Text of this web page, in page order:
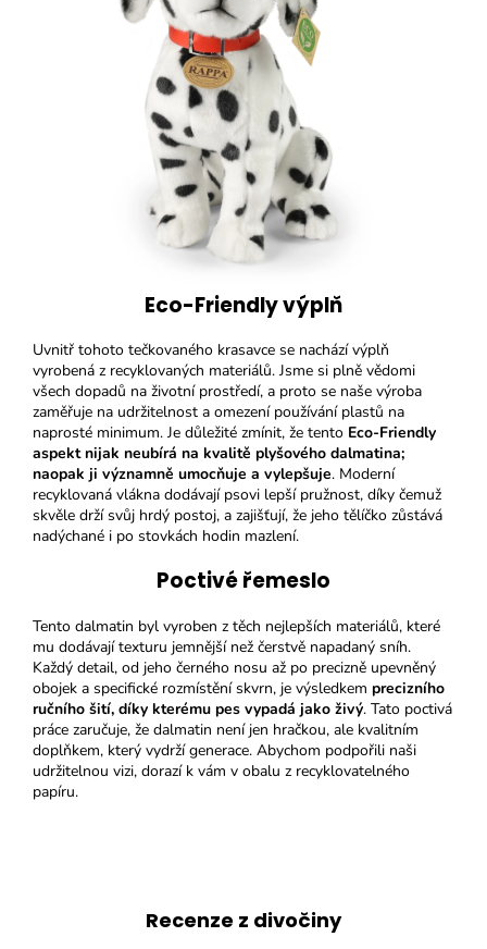
Eco-Friendly výplň
Uvnitř tohoto tečkovaného krasavce se nachází výplň
vyrobená z recyklovaných materiálů. Jsme si plně vědomi
všech dopadů na životní prostředí, a proto se naše výroba
zaměřuje na udržitelnost a omezení používání plastů na
naprosté minimum. Je důležité zmínit, že tento Eco-Friendly
aspekt nijak neubírá na kvalitě plyšového dalmatina;
naopak ji významně umocňuje a vylepšuje. Moderní
recyklovaná vlákna dodávají psovi lepší pružnost, díky čemuž
skvěle drží svůj hrdý postoj, a zajišťují, že jeho tělíčko zůstává
nadýchané i po stovkách hodin mazlení.
Poctivé řemeslo
Tento dalmatin byl vyroben z těch nejlepších materiálů, které
mu dodávají texturu jemnější než čerstvě napadaný sníh.
Každý detail, od jeho černého nosu až po precizně upevněný
obojek a specifické rozmístění skvrn, je výsledkem precizního
ručního šití, díky kterému pes vypadá jako živý. Tato poctivá
práce zaručuje, že dalmatin není jen hračkou, ale kvalitním
doplňkem, který vydrží generace. Abychom podpořili naši
udržitelnou vizi, dorazí k vám v obalu z recyklovatelného
papíru.
Recenze z divočiny